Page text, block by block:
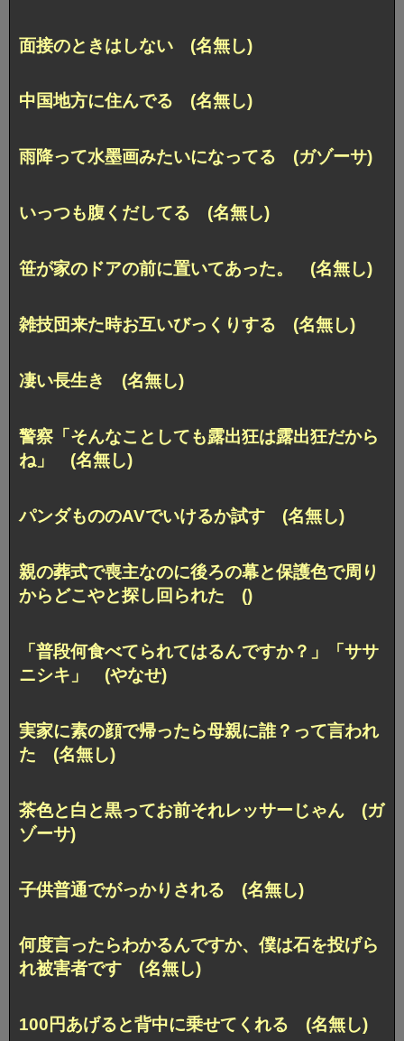
面接のときはしない (名無し)
中国地方に住んでる (名無し)
雨降って水墨画みたいになってる (ガゾーサ)
いっつも腹くだしてる (名無し)
笹が家のドアの前に置いてあった。 (名無し)
雑技団来た時お互いびっくりする (名無し)
凄い長生き (名無し)
警察「そんなことしても露出狂は露出狂だから
ね」 (名無し)
パンダもののAVでいけるか試す (名無し)
親の葬式で喪主なのに後ろの幕と保護色で周り
からどこやと探し回られた ()
「普段何食べてられてはるんですか？」「ササ
ニシキ」 (やなせ)
実家に素の顔で帰ったら母親に誰？って言われ
た (名無し)
茶色と白と黒ってお前それレッサーじゃん (ガ
ゾーサ)
子供普通でがっかりされる (名無し)
何度言ったらわかるんですか、僕は石を投げら
れ被害者です (名無し)
100円あげると背中に乗せてくれる (名無し)